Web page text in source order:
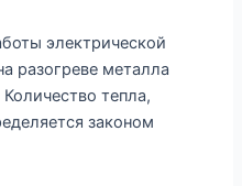
электрической
разогреве металла
тепла,
законом